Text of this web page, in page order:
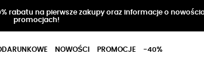
rabatu na pierwsze zakupy oraz informacje o
promocjach!
NOWOŚCI PROMOCJE -40%